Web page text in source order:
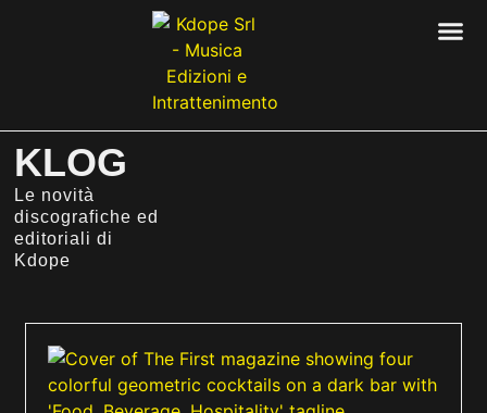
KLOG
Le novità
discografiche ed
editoriali di
Kdope